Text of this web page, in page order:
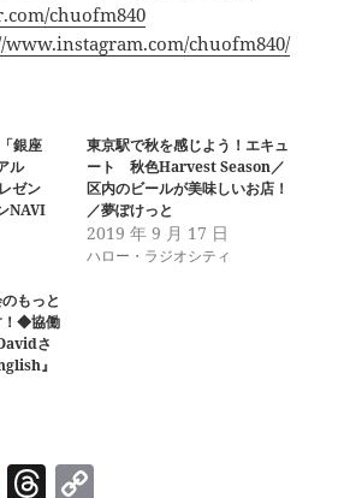
chuofm840
www.instagram.com/chuofm840/
銀座
ル
ゼン
NAVI
東京駅で秋を感じよう！エキュ
ート 秋色Harvest Season／
区内のビールが美味しいお店！
／夢ぽけっと
2019 年 9 月 17 日
ハロー・ラジオシティ
もっと
！◆協働
さ
』
Li T